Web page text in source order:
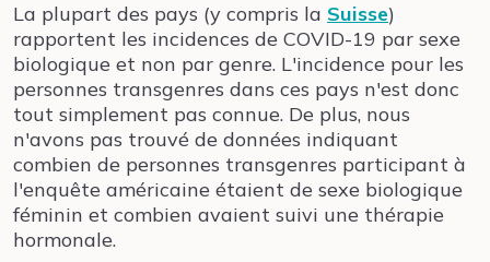
La plupart des pays (y compris la Suisse)
rapportent les incidences de COVID-19 par sexe
biologique et non par genre. L'incidence pour les
personnes transgenres dans ces pays n'est donc
tout simplement pas connue. De plus, nous
n'avons pas trouvé de données indiquant
combien de personnes transgenres participant à
l'enquête américaine étaient de sexe biologique
féminin et combien avaient suivi une thérapie
hormonale.